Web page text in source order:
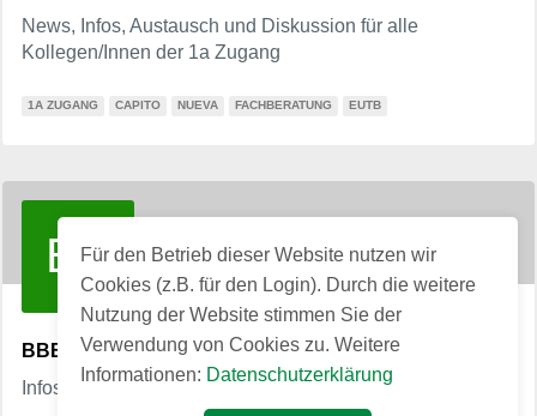
Für den Betrieb dieser Website nutzen wir
Cookies (z.B. für den Login). Durch die weitere
Nutzung der Website stimmen Sie der
Verwendung von Cookies zu. Weitere
Informationen: Datenschutzerklärung
News, Infos, Austausch und Diskussion für alle
Kollegen/Innen der 1a Zugang
1A ZUGANG CAPITO NUEVA FACHBERATUNG EUTB
BA
BBB Angehörige/Kunden
Infos aus dem BBB